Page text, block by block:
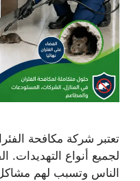
تعتبر شركة مكافحة
لجميع أنواع
الناس وتسبب لهم